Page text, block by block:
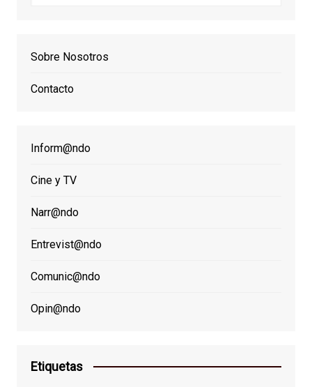
Sobre Nosotros
Contacto
Inform@ndo
Cine y TV
Narr@ndo
Entrevist@ndo
Comunic@ndo
Opin@ndo
Etiquetas